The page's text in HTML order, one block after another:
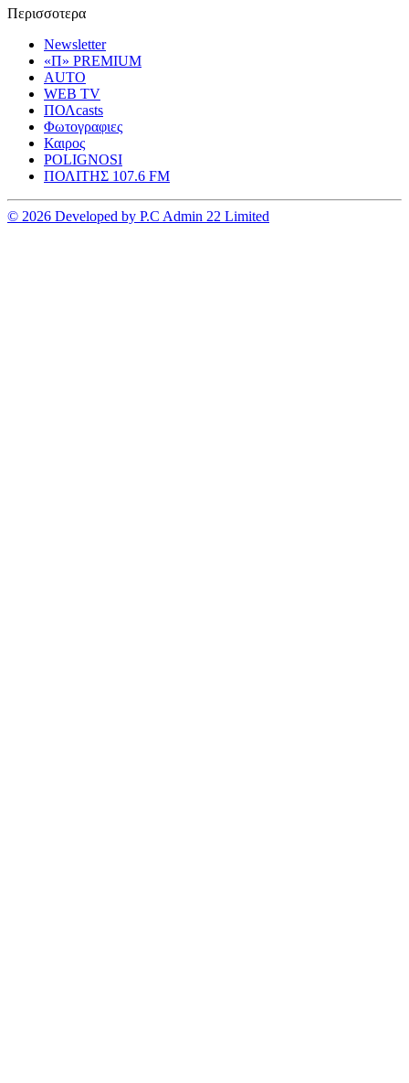
Περισσοτερα
Newsletter
«Π» PREMIUM
AUTO
WEB TV
ΠΟΛcasts
Φωτογραφιες
Καιρος
POLIGNOSI
ΠΟΛΙΤΗΣ 107.6 FM
© 2026 Developed by P.C Admin 22 Limited